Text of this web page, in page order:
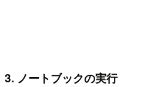
3. ノートブックの実行